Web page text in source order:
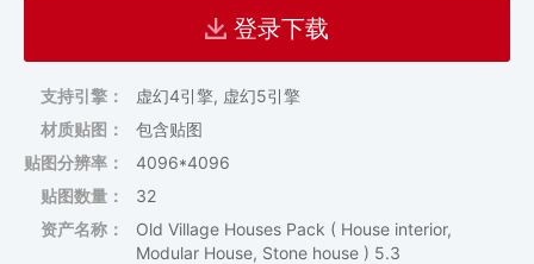
登录下载
支持引擎：
虚幻4引擎, 虚幻5引擎
材质贴图：
包含贴图
贴图分辨率：
4096*4096
贴图数量：
32
资产名称：
Old Village Houses Pack ( House interior,
Modular House, Stone house ) 5.3